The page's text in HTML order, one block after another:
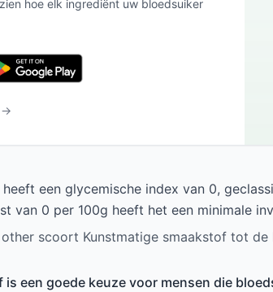
hoe elk ingrediënt uw bloedsuiker
→
een glycemische index van 0,
van 0 per 100g heeft het een minimale
scoort Kunstmatige smaakstof tot
een goede keuze voor mensen die